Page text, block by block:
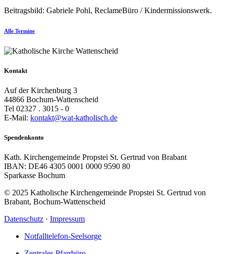
Beitragsbild: Gabriele Pohl, ReclameBüro / Kindermissionswerk.
Alle Termine
Kontakt
Auf der Kirchenburg 3
44866 Bochum-Wattenscheid
Tel 02327 . 3015 - 0
E-Mail: kontakt@wat-katholisch.de
Spendenkonto
Kath. Kirchengemeinde Propstei St. Gertrud von Brabant
IBAN: DE46 4305 0001 0000 9590 80
Sparkasse Bochum
© 2025 Katholische Kirchengemeinde Propstei St. Gertrud von
Brabant, Bochum-Wattenscheid
Datenschutz · Impressum
Notfalltelefon-Seelsorge